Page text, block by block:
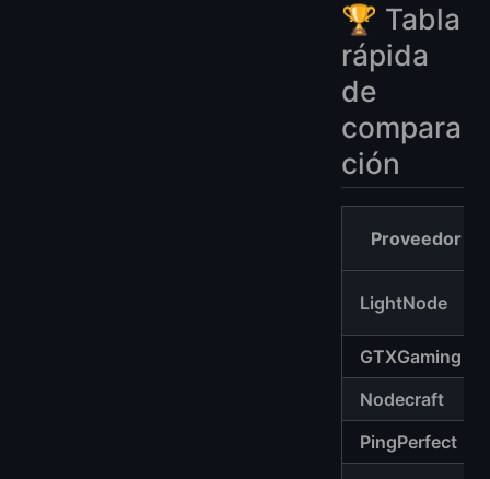
🏆 Tabla
rápida
de
compara
ción
Proveedor
LightNode
GTXGaming
Nodecraft
PingPerfect